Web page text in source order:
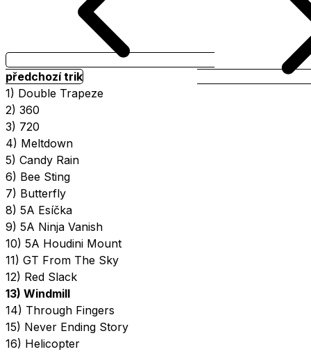
předchozí trik
1) Double Trapeze
2) 360
3) 720
4) Meltdown
5) Candy Rain
6) Bee Sting
7) Butterfly
8) 5A Esíčka
9) 5A Ninja Vanish
10) 5A Houdini Mount
11) GT From The Sky
12) Red Slack
13) Windmill
14) Through Fingers
15) Never Ending Story
16) Helicopter